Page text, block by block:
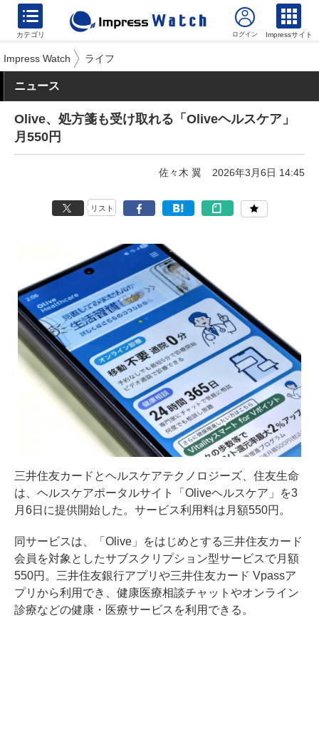
カテゴリ Impressサイト
Impress Watch ライフ
ニュース
Olive、処方箋も受け取れる「Oliveヘルスケア」
月550円
佐々木 翼 2026年3月6日 14:45
リスト
三井住友カードとヘルスケアテクノロジーズ、住友生命
は、ヘルスケアポータルサイト「Oliveヘルスケア」を3
月6日に提供開始した。サービス利用料は月額550円。
同サービスは、「Olive」をはじめとする三井住友カード
会員を対象としたサブスクリプション型サービスで月額
550円。三井住友銀行アプリや三井住友カード Vpassア
プリから利用でき、健康医療相談チャットやオンライン
診療などの健康・医療サービスを利用できる。